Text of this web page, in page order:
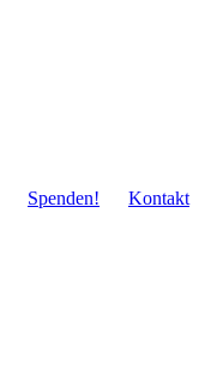
Spenden! Kontakt